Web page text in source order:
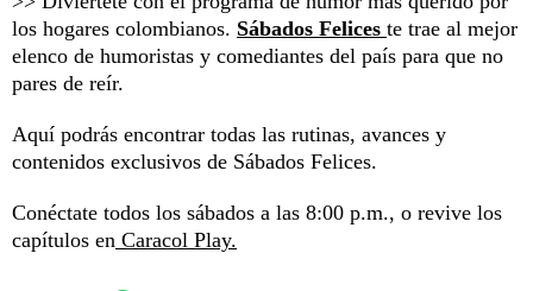
los hogares colombianos. Sábados Felices te trae al mejor
elenco de humoristas y comediantes del país para que no
pares de reír.
Aquí podrás encontrar todas las rutinas, avances y
contenidos exclusivos de Sábados Felices.
Conéctate todos los sábados a las 8:00 p.m., o revive los
capítulos en Caracol Play.